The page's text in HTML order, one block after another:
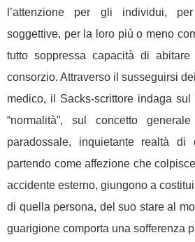
l’attenzione per gli individui,
soggettive, per la loro più o meno
tutto soppressa capacità di abitare
consorzio. Attraverso il susseguirsi
medico, il Sacks-scrittore indaga
“normalità”, sul concetto
paradossale, inquietante realtà di
partendo come affezione che
accidente esterno, giungono a
di quella persona, del suo stare al
guarigione comporta una sofferenza